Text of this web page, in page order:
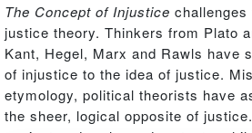
The Concept of Injustice
justice theory. Thinkers from Plato
Kant, Hegel, Marx and Rawls have
of injustice to the idea of justice.
etymology, political theorists have
the sheer, logical opposite of